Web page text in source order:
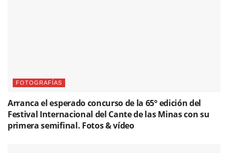
FOTOGRAFÍAS
Arranca el esperado concurso de la 65º edición del
Festival Internacional del Cante de las Minas con su
primera semifinal. Fotos & vídeo